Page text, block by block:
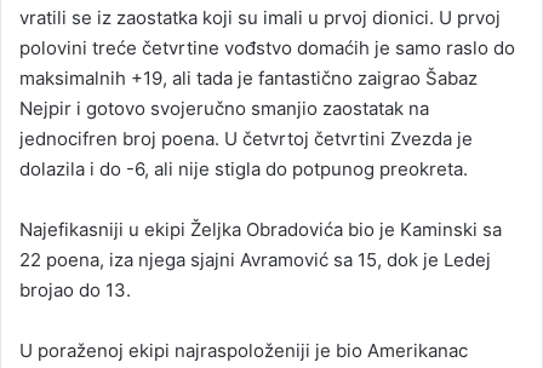
vratili se iz zaostatka koji su imali u prvoj dionici. U prvoj
polovini treće četvrtine vođstvo domaćih je samo raslo do
maksimalnih +19, ali tada je fantastično zaigrao Šabaz
Nejpir i gotovo svojeručno smanjio zaostatak na
jednocifren broj poena. U četvrtoj četvrtini Zvezda je
dolazila i do -6, ali nije stigla do potpunog preokreta.
Najefikasniji u ekipi Željka Obradovića bio je Kaminski sa
22 poena, iza njega sjajni Avramović sa 15, dok je Ledej
brojao do 13.
U poraženoj ekipi najraspoloženiji je bio Amerikanac